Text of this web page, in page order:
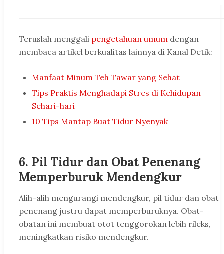
Teruslah menggali pengetahuan umum dengan
membaca artikel berkualitas lainnya di Kanal Detik:
Manfaat Minum Teh Tawar yang Sehat
Tips Praktis Menghadapi Stres di Kehidupan
Sehari-hari
10 Tips Mantap Buat Tidur Nyenyak
6. Pil Tidur dan Obat Penenang
Memperburuk Mendengkur
Alih-alih mengurangi mendengkur, pil tidur dan obat
penenang justru dapat memperburuknya. Obat-
obatan ini membuat otot tenggorokan lebih rileks,
meningkatkan risiko mendengkur.